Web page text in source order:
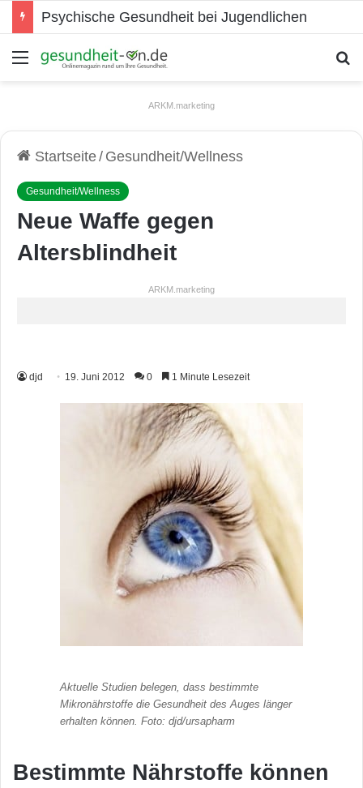
Psychische Gesundheit bei Jugendlichen
Menü
ARKM.marketing
Startseite/ Gesundheit/Wellness
Gesundheit/Wellness
Neue Waffe gegen
Altersblindheit
ARKM.marketing
djd 19. Juni 2012 0 1 Minute Lesezeit
Aktuelle Studien belegen, dass bestimmte
Mikronährstoffe die Gesundheit des Auges länger
erhalten können. Foto: djd/ursapharm
Bestimmte Nährstoffe können